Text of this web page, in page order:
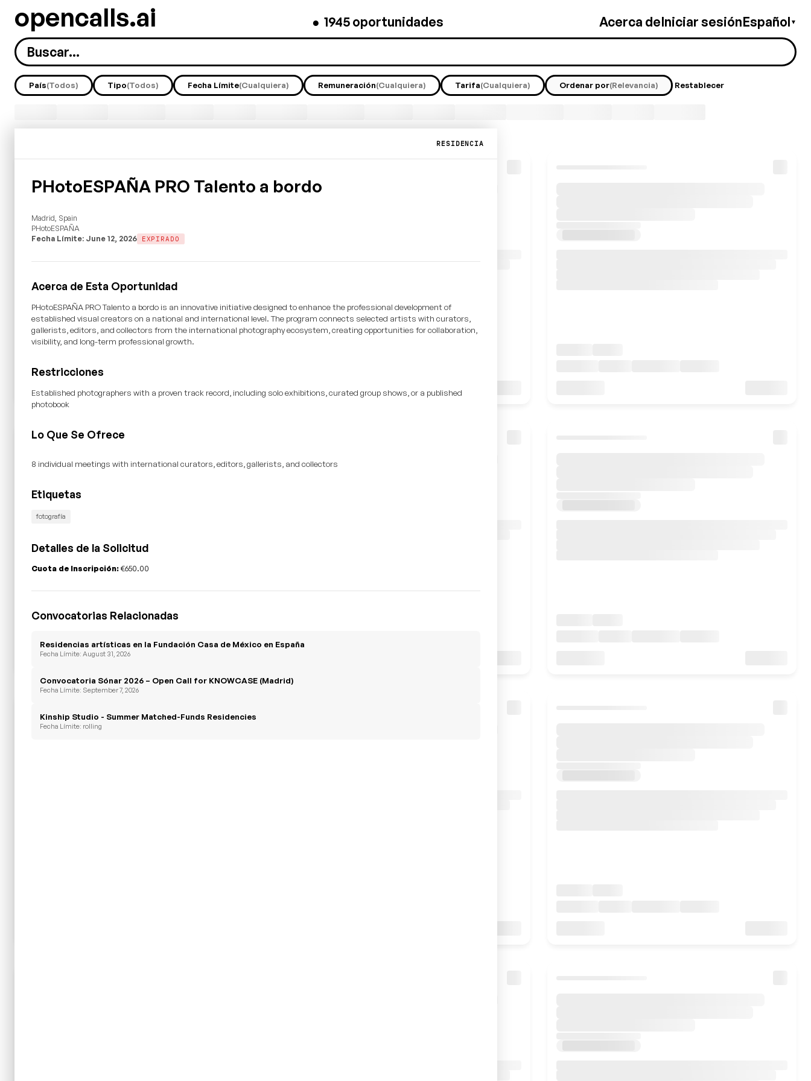
opencalls.ai ● 1945oportunidades Acerca deIniciar sesiónEspañol ▼
País(Todos) Tipo(Todos) Fecha Límite(Cualquiera) Remuneración(Cualquiera) Tarifa(Cualquiera) Ordenar por(Relevancia) Restablecer
RESIDENCIA
PHotoESPAÑA PRO Talento a bordo
Madrid, Spain
PHotoESPAÑA
Fecha Límite: June 12, 2026
EXPIRADO
Acerca de Esta Oportunidad
PHotoESPAÑA PRO Talento a bordo is an innovative initiative designed to enhance the professional development of
established visual creators on a national and international level. The program connects selected artists with curators,
gallerists, editors, and collectors from the international photography ecosystem, creating opportunities for collaboration,
visibility, and long-term professional growth.
Restricciones
Established photographers with a proven track record, including solo exhibitions, curated group shows, or a published
photobook
Lo Que Se Ofrece
8 individual meetings with international curators, editors, gallerists, and collectors
Etiquetas
fotografía
Detalles de la Solicitud
Cuota de Inscripción:€650.00
Convocatorias Relacionadas
Residencias artísticas en la Fundación Casa de México en España
Fecha Límite: August 31, 2026
Convocatoria Sónar 2026 – Open Call for KNOWCASE (Madrid)
Fecha Límite: September 7, 2026
Kinship Studio - Summer Matched-Funds Residencies
Fecha Límite: rolling